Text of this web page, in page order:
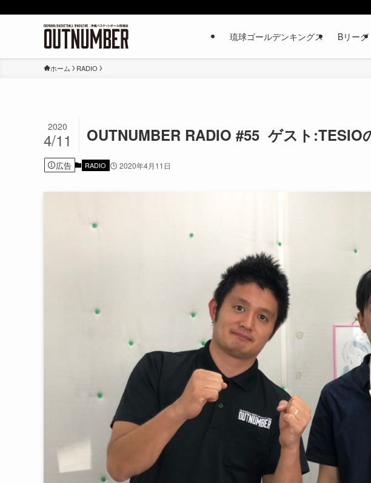
琉球ゴールデンキングス Bリーグ
ホーム RADIO
OUTNUMBER RADIO #55 ゲスト:TESIO
2020
4/11
広告 RADIO 2020年4月11日